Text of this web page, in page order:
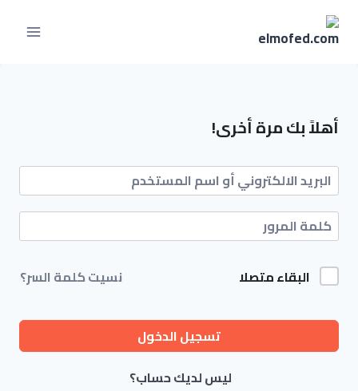
أهلاً بك مرة أخرى!
البقاء متصلا نسيت كلمة السر؟
تسجيل الدخول
ليس لديك حساب؟